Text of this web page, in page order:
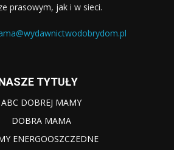
prasowym, jak i w sieci.
TYTUŁY
ABC DOBREJ MAMY
DOBRA MAMA
ENERGOOSZCZEDNE